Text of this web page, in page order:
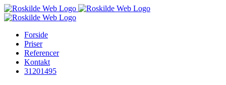
Skip
to
Forside
Priser
Referencer
Kontakt
31201495